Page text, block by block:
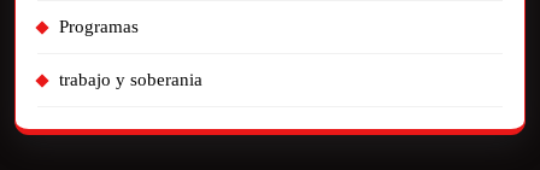
Programas
trabajo y soberania